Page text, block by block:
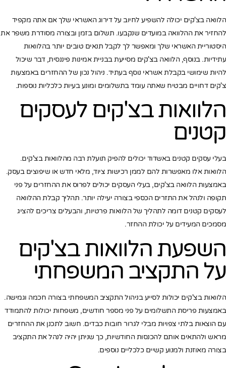
הלוואה בצ'קים יכולה להשפיע לחיוב על דירוג האשראי שלך אם אתה מקפיד
להחזיר את ההלוואה במועדים שנקבעו. תשלום בזמן ובצורה מסודרת משפר את
היסטוריית האשראי שלך ומאפשר לך לקבל תנאים טובים יותר בהלוואות
עתידיות. בנוסף, הלוואה בצ'קים מסייעת בבניית אמינות פיננסית, דבר שיכול
להיות שימושי בקבלת אשראי נוסף בעתיד. ניהול נכון של ההחזרים באמצעות
צ'קים דחויים מבטיח שאתה עומד בתשלומים ומונע בעיות כלכליות נוספות.
הלוואות בצ'קים לעסקים
קטנים
בעלי עסקים קטנים באשדוד יכולים להפיק תועלת רבה מהלוואות בצ'קים.
הלוואות אלו מאפשרות להם לממן רכישות ציוד, מלאי חדש או שיפוצים בעסק.
באמצעות הלוואה בצ'קים, בעלי העסקים יכולים לפרוס את ההחזרים על פני
תקופה ולנהל את התזרים הכספי בצורה יעילה יותר. תהליך קבלת ההלוואה
לעסקים קטנים דומה לתהליך של הלוואות פרטיות, והבעלים צריכים להציג
מסמכים המעידים על יכולת ההחזר.
השפעת הלוואות בצ'קים
על התקציב המשפחתי
הלוואות בצ'קים יכולות לסייע בניהול התקציב המשפחתי בצורה חכמה וגמישה.
באמצעות פריסת התשלומים על פני מספר חודשים, משפחות יכולות להתמודד
עם הוצאות בלתי צפויות מבלי לגרור חובות כבדים. חשוב לתכנן את ההחזרים
מראש ולהתאים אותם להכנסות החודשיות, כך שניתן יהיה לנהל את התקציב
בצורה מאוזנת ולמנוע קשיים כלכליים נוספים.